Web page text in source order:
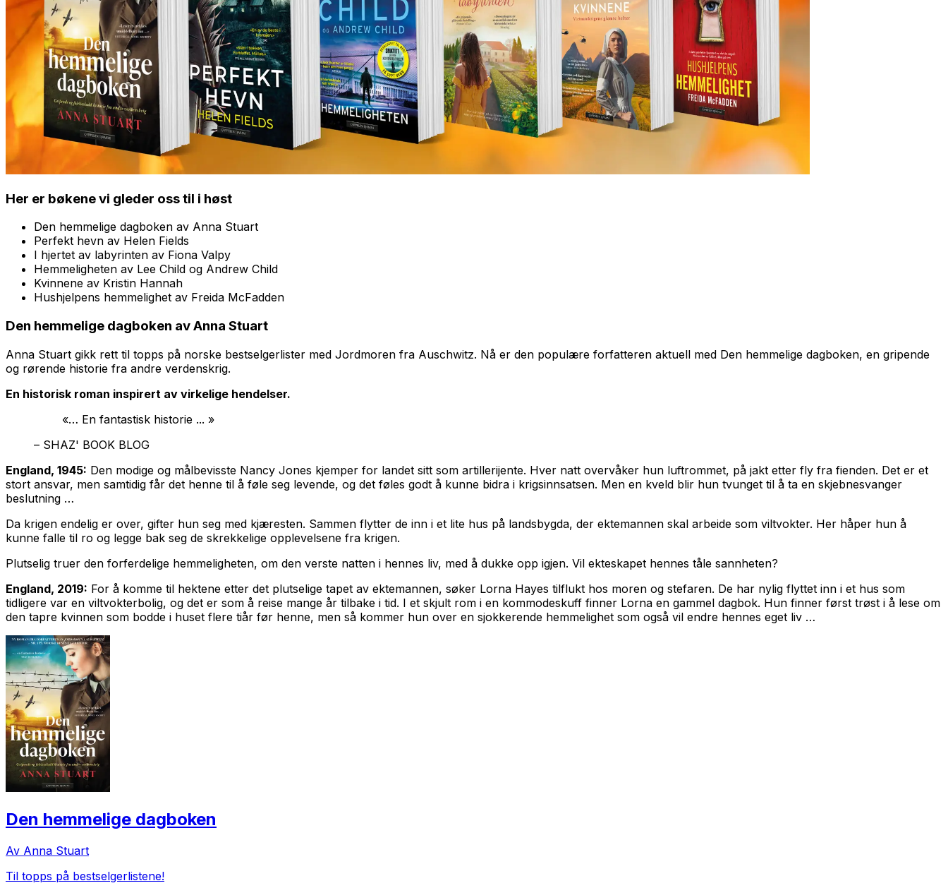
Her er bøkene vi gleder oss til i høst
Den hemmelige dagboken av Anna Stuart
Perfekt hevn av Helen Fields
I hjertet av labyrinten av Fiona Valpy
Hemmeligheten av Lee Child og Andrew Child
Kvinnene av Kristin Hannah
Hushjelpens hemmelighet av Freida McFadden
Den hemmelige dagboken av Anna Stuart
Anna Stuart gikk rett til topps på norske bestselgerlister med Jordmoren fra Auschwitz. Nå er den populære forfatteren aktuell med Den hemmelige dagboken, en gripende
og rørende historie fra andre verdenskrig.
En historisk roman inspirert av virkelige hendelser.
«… En fantastisk historie ... »
– SHAZ' BOOK BLOG
England, 1945: Den modige og målbevisste Nancy Jones kjemper for landet sitt som artillerijente. Hver natt overvåker hun luftrommet, på jakt etter fly fra fienden. Det er et
stort ansvar, men samtidig får det henne til å føle seg levende, og det føles godt å kunne bidra i krigsinnsatsen. Men en kveld blir hun tvunget til å ta en skjebnesvanger
beslutning …
Da krigen endelig er over, gifter hun seg med kjæresten. Sammen flytter de inn i et lite hus på landsbygda, der ektemannen skal arbeide som viltvokter. Her håper hun å
kunne falle til ro og legge bak seg de skrekkelige opplevelsene fra krigen.
Plutselig truer den forferdelige hemmeligheten, om den verste natten i hennes liv, med å dukke opp igjen. Vil ekteskapet hennes tåle sannheten?
England, 2019: For å komme til hektene etter det plutselige tapet av ektemannen, søker Lorna Hayes tilflukt hos moren og stefaren. De har nylig flyttet inn i et hus som
tidligere var en viltvokterbolig, og det er som å reise mange år tilbake i tid. I et skjult rom i en kommodeskuff finner Lorna en gammel dagbok. Hun finner først trøst i å lese om
den tapre kvinnen som bodde i huset flere tiår før henne, men så kommer hun over en sjokkerende hemmelighet som også vil endre hennes eget liv …
Den hemmelige dagboken
Av Anna Stuart
Til topps på bestselgerlistene!